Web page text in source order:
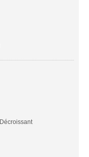
Décroissant